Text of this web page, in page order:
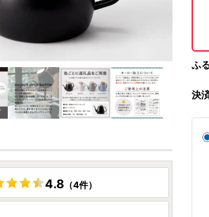
ふ
決
4.8 （4件）